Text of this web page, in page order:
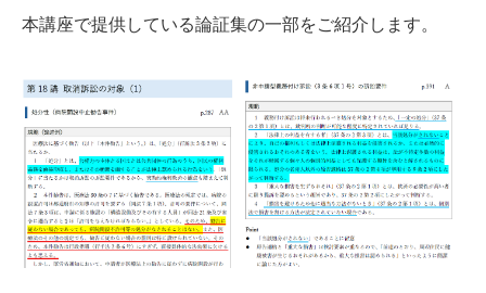
本講座で提供している論証集の一部をご紹介します。